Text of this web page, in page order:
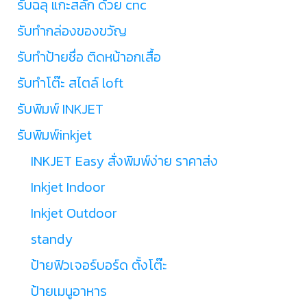
รับฉลุ แกะสลัก ด้วย cnc
รับทำกล่องของขวัญ
รับทำป้ายชื่อ ติดหน้าอกเสื้อ
รับทำโต๊ะ สไตล์ loft
รับพิมพ์ INKJET
รับพิมพ์inkjet
INKJET Easy สั่งพิมพ์ง่าย ราคาส่ง
Inkjet Indoor
Inkjet Outdoor
standy
ป้ายฟิวเจอร์บอร์ด ตั้งโต๊ะ
ป้ายเมนูอาหาร